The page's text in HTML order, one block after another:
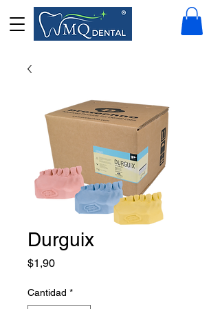
Durguix
$1,90Precio
Cantidad *